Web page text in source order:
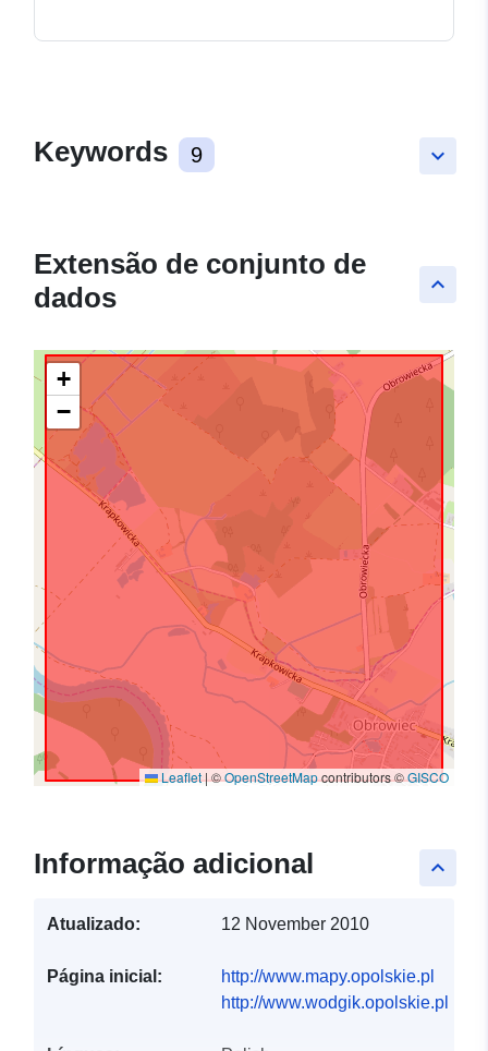
keyboard_arrow_down
Keywords 9
keyboard_arrow_up
Extensão de conjunto de
dados
+
−
Leaflet|©OpenStreetMapcontributors ©GISCO
keyboard_arrow_up
Informação adicional
Atualizado: 12 November 2010
Página inicial:
http://www.mapy.opolskie.pl
http://www.wodgik.opolskie.pl